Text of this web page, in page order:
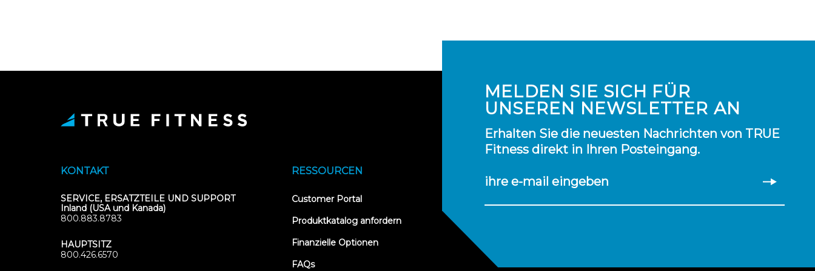
MELDEN SIE SICH FÜR
UNSEREN NEWSLETTER AN
Erhalten Sie die neuesten Nachrichten von TRUE
Fitness direkt in Ihren Posteingang.
ihre e-mail eingeben
KONTAKT
SERVICE, ERSATZTEILE UND SUPPORT
Inland (USA und Kanada)
800.883.8783
HAUPTSITZ
800.426.6570
RESSOURCEN
Customer Portal(opens
new
Produktkatalog anfordern
Finanzielle Optionen
FAQs